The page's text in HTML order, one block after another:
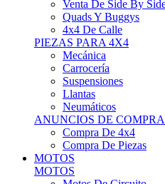
Motos R
Motos De Carretera
Scooters
Remolques
PIEZAS Y EQUIPACIONES
Despieces
Equipamiento
Neumáticos
ANUNCIOS DE COMPRA
Compra Motos
Compra Piezas
ASISTENCIA Y TALLER
ASISTENCIA Y TALLER
Camiones